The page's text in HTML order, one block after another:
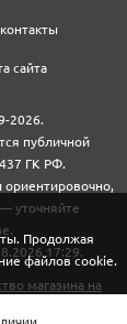
сайта
2026.
публичной
ГК РФ.
ориентировочно,
уточняйте
17:29.
Продолжая
файлов cookie.